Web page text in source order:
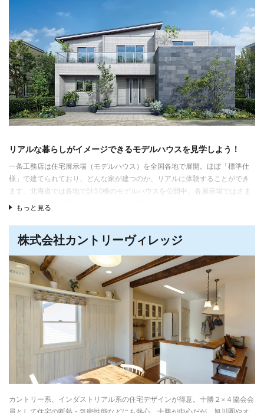
リアルな暮らしがイメージできるモデルハウスを見学しよう！
一条工務店は住宅展示場（モデルハウス）を全国各地で展開。ほぼ「標準仕
様」で建てられており、どんな家が建つのか、リアルに体験することができ
ます。北海道では各地で計30棟のモデルハウスを公開中。各展示場ではさま
ざまなイベントも開催しています。ぜひ最寄りの展示場で実際の建物を見
世界でいちばん選ばれている注文住宅メーカー※
理想とする住まいを、納得価格で多くの方に提供していくことも「家は、性
能。」を掲げる上での大切なテーマとしてきた一条工務店。その想いで続け
てきた住まいづくりが多くのオーナーに支持されたことで、2019年から5年連
続で「最新年間で最も売れている注文住宅会社」として、ギネス世界記録
に認定されています。 ※記録名｢最新年間で最も売れている注文住宅会社｣（認
定対象年：2023年）
ダントツの住宅性能・豊富なラインアップも魅力
超気密・超断熱性能と全館床暖房により、玄関や廊下、トイレやお風呂まで
家中が暖かく、ストーブやパネルヒーターいらずの暮らしを叶えます。冷暖
房費を気にせず、ワンランク上の快適を届けています。 また窓、断熱材や住
品質な住まいを標準仕様、納得価格で提供しています。
もっと見る
株式会社カントリーヴィレッジ
カントリー系、インダストリアル系の住宅デザインが得意。十勝２×４協会会